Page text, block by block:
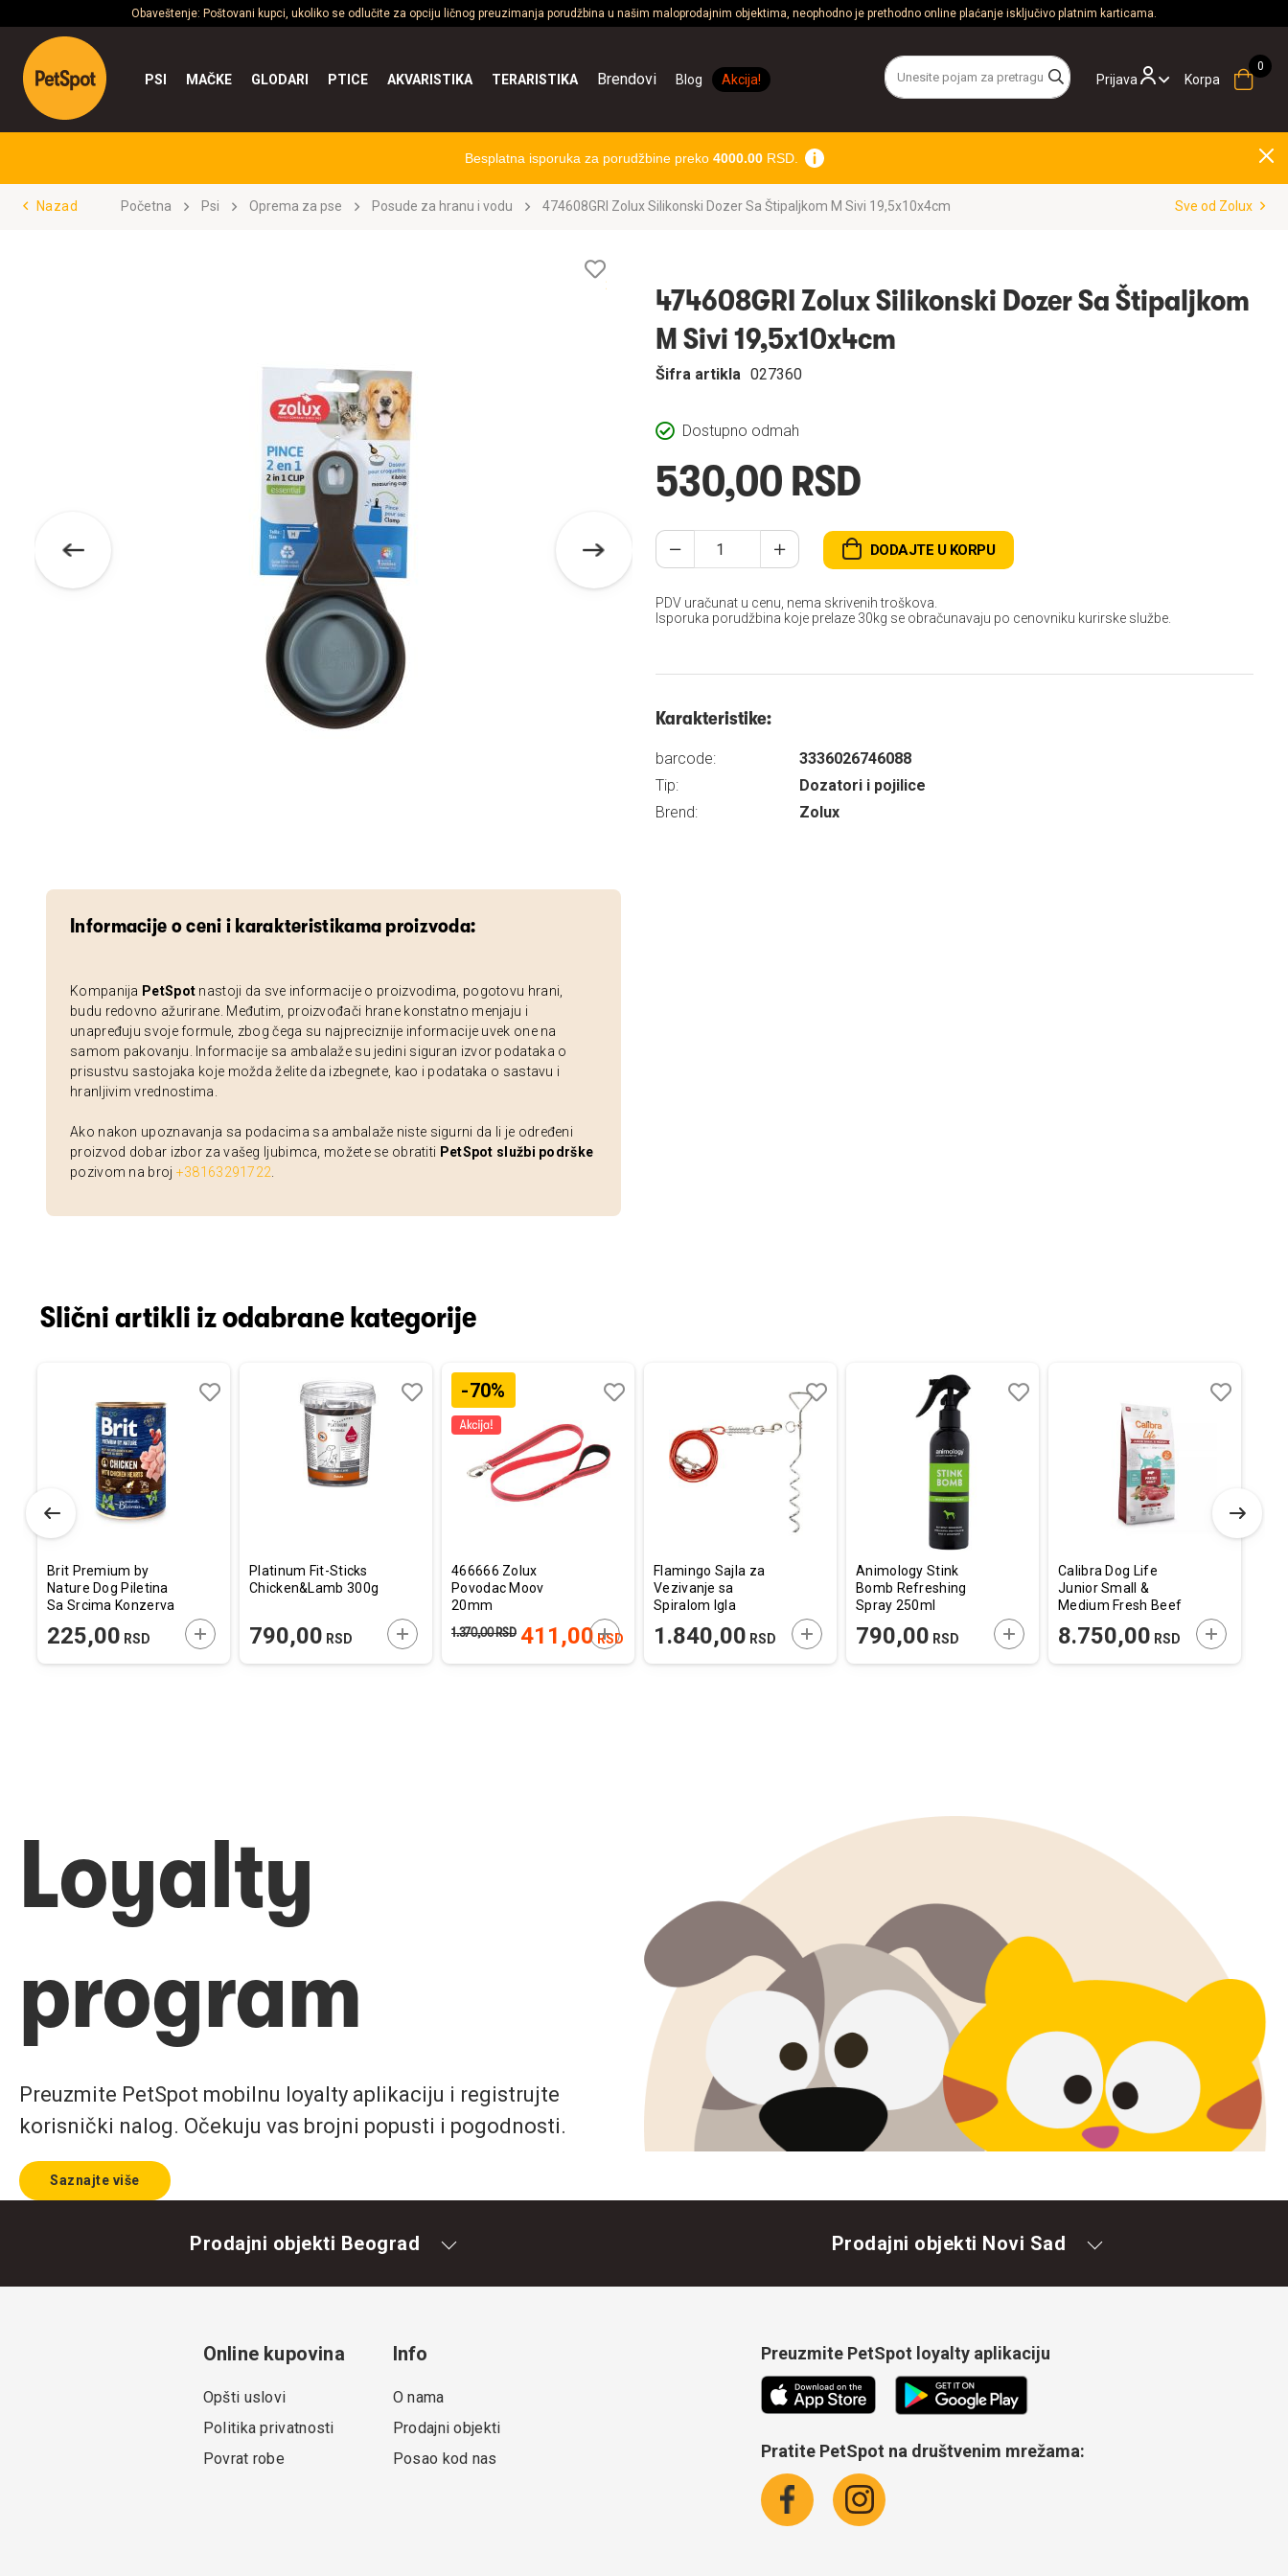
Obaveštenje: Poštovani kupci, ukoliko se odlučite za opciju ličnog preuzimanja porudžbina u našim maloprodajnim objektima, neophodno je prethodno online plaćanje isključivo platnim karticama.
Prijava
PSI MAČKE GLODARI PTICE AKVARISTIKA TERARISTIKA Brendovi Blog Akcija! Korpa
Besplatna isporuka za porudžbine preko 4000.00RSD.
Nazad Početna Psi Oprema za pse Posude za hranu i vodu 474608GRI Zolux Silikonski Dozer Sa Štipaljkom M Sivi 19,5x10x4cm Sve od Zolux
Informacije o ceni i karakteristikama proizvoda:
Kompanija PetSpot nastoji da sve informacije o proizvodima, pogotovu hrani,
budu redovno ažurirane. Međutim, proizvođači hrane konstatno menjaju i
unapređuju svoje formule, zbog čega su najpreciznije informacije uvek one na
samom pakovanju. Informacije sa ambalaže su jedini siguran izvor podataka o
prisustvu sastojaka koje možda želite da izbegnete, kao i podataka o sastavu i
hranljivim vrednostima.
Ako nakon upoznavanja sa podacima sa ambalaže niste sigurni da li je određeni
proizvod dobar izbor za vašeg ljubimca, možete se obratiti PetSpot službi podrške
pozivom na broj +38163291722
želja
474608GRI Zolux Silikonski Dozer Sa Štipaljkom
M Sivi 19,5x10x4cm
Dostupno odmah
Šifra artikla 027360
530,00 RSD
DODAJTE U KORPU
PDV uračunat u cenu, nema skrivenih troškova.
Isporuka porudžbina koje prelaze 30kg se obračunavaju po cenovniku kurirske službe.
Karakteristike:
barcode:
3336026746088
Tip:
Dozatori i pojilice
Brend:
Zolux
Slični artikli iz odabrane kategorije
U KORPU
Brit Premium by
Nature Dog Piletina
Sa Srcima Konzerva
225,00 RSD DODAJTE U KORPU
Platinum Fit-Sticks
Chicken&Lamb 300g
790,00 RSD DODAJTE U KORPU
Uporedi
-70%
466666 Zolux
Povodac Moov
20mm
411,00 RSD
1.370,00RSD DODAJTE U KORPU
listu
želja
Flamingo Sajla za
Vezivanje sa
Spiralom Igla
1.840,00 RSD DODAJTE U KORPU
Dodaj
Uporedi
Animology Stink
Bomb Refreshing
Spray 250ml
790,00 RSD DODAJTE U KORPU
Calibra Dog Life
Junior Small &
Medium Fresh Beef
8.750,00 RSD DODAJTE U
Loyalty
program
Preuzmite PetSpot mobilnu loyalty aplikaciju i registrujte
korisnički nalog. Očekuju vas brojni popusti i pogodnosti.
Saznajte više
Prodajni objekti Beograd Prodajni objekti Novi Sad
Online kupovina
Opšti uslovi
Politika privatnosti
Povrat robe
Info
O nama
Prodajni objekti
Posao kod nas
Preuzmite PetSpot loyalty aplikaciju
Pratite PetSpot na društvenim mrežama: